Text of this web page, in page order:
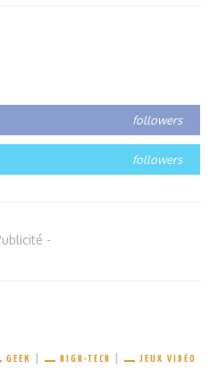
followers
followers
-
GEEK HIGH-TECH JEUX VIDÉO